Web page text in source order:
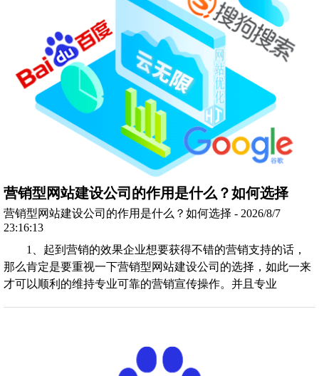
营销型网站建设公司的作用是什么？如何选择
营销型网站建设公司的作用是什么？如何选择 - 2026/8/7
23:16:13
1、起到营销的效果企业想要获得不错的营销支持的话，
那么肯定是要重视一下营销型网站建设公司的选择，如此一来
才可以顺利的维持专业可靠的营销宣传操作。并且专业